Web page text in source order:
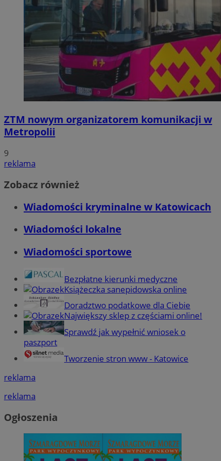
ZTM nowym organizatorem komunikacji w
Metropolii
9
reklama
Zobacz również
Wiadomości kryminalne w Katowicach
Wiadomości lokalne
Wiadomości sportowe
Bezpłatne kierunki medyczne
Książeczka sanepidowska online
Doradztwo podatkowe dla Ciebie
Największy sklep z częściami online!
Sprawdź jak wypełnić wniosek o
paszport
Tworzenie stron www - Katowice
reklama
reklama
Ogłoszenia